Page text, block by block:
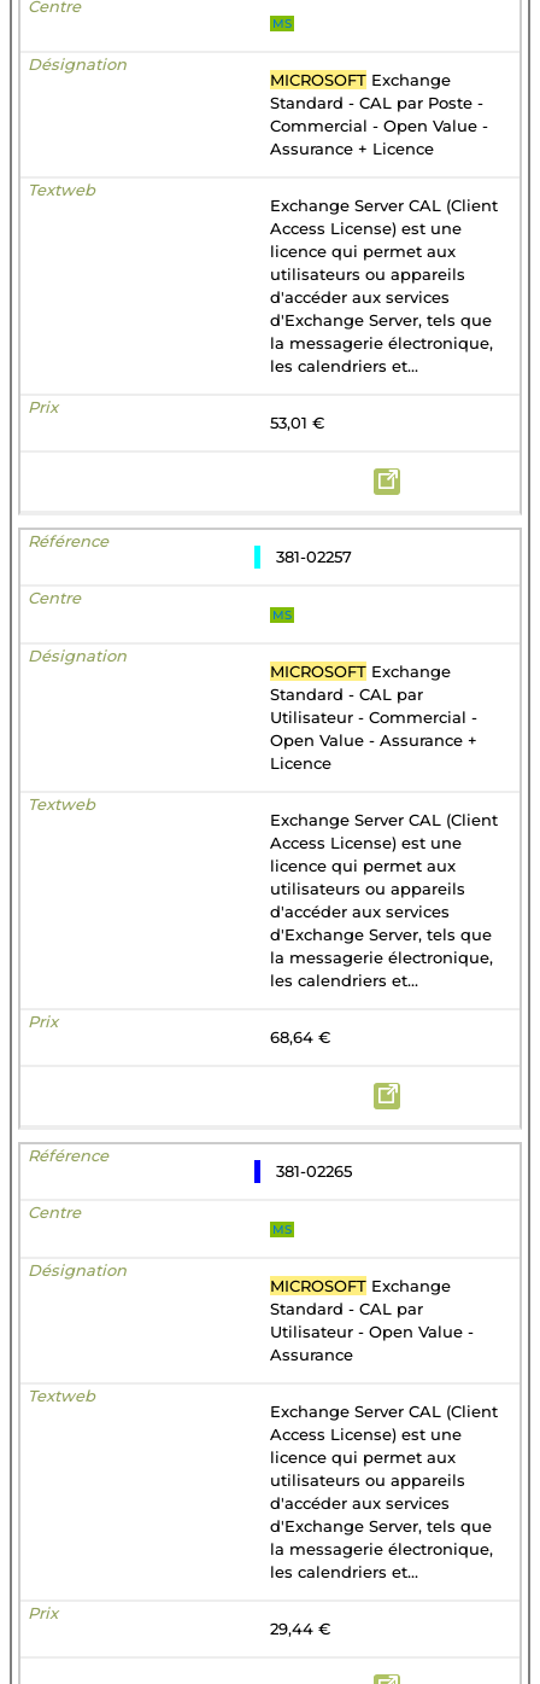
MS
MICROSOFT Exchange
Standard - CAL par Poste -
Commercial - Open Value -
Assurance + Licence
Exchange Server CAL (Client
Access License) est une
licence qui permet aux
utilisateurs ou appareils
d'accéder aux services
d'Exchange Server, tels que
la messagerie électronique,
les calendriers et...
53,01 €
381-02257
MS
MICROSOFT Exchange
Standard - CAL par
Utilisateur - Commercial -
Open Value - Assurance +
Licence
Exchange Server CAL (Client
Access License) est une
licence qui permet aux
utilisateurs ou appareils
d'accéder aux services
d'Exchange Server, tels que
la messagerie électronique,
les calendriers et...
68,64 €
381-02265
MS
MICROSOFT Exchange
Standard - CAL par
Utilisateur - Open Value -
Assurance
Exchange Server CAL (Client
Access License) est une
licence qui permet aux
utilisateurs ou appareils
d'accéder aux services
d'Exchange Server, tels que
la messagerie électronique,
les calendriers et...
29,44 €